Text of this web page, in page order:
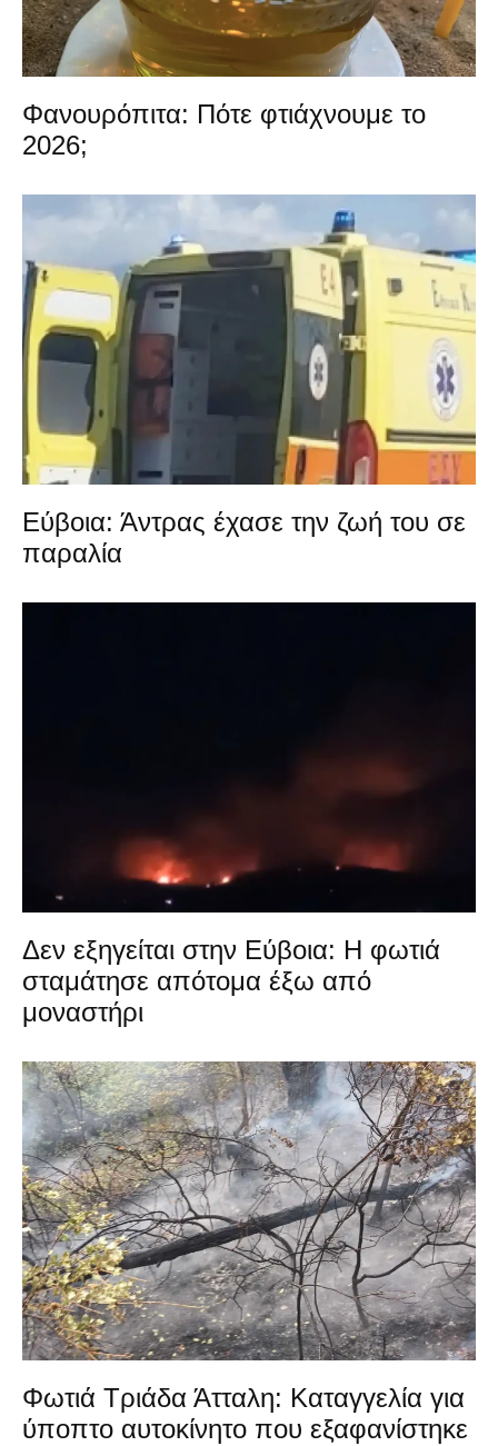
Φανουρόπιτα: Πότε φτιάχνουμε το
2026;
Εύβοια: Άντρας έχασε την ζωή του σε
παραλία
Δεν εξηγείται στην Εύβοια: Η φωτιά
σταμάτησε απότομα έξω από
μοναστήρι
Φωτιά Τριάδα Άτταλη: Καταγγελία για
ύποπτο αυτοκίνητο που εξαφανίστηκε